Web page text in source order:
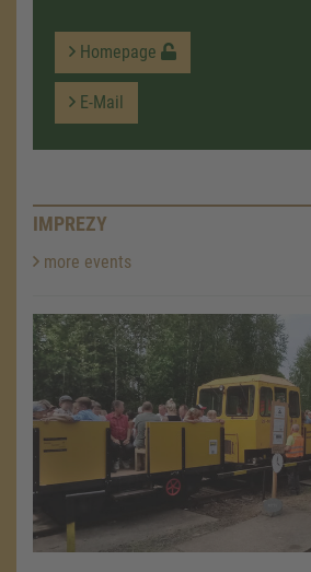
Homepage
E-Mail
IMPREZY
more events